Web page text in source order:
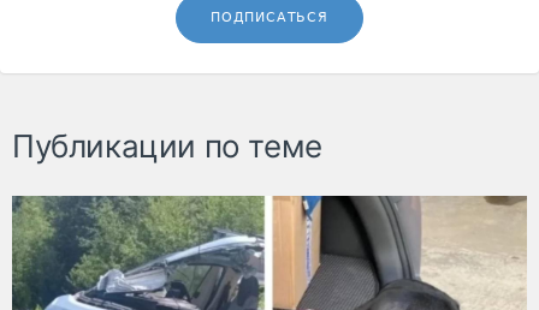
ПОДПИСАТЬСЯ
Публикации по теме